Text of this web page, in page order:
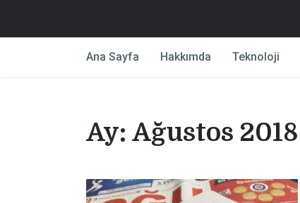
Ana Sayfa Hakkımda Teknoloji
Ay: Ağustos 2018